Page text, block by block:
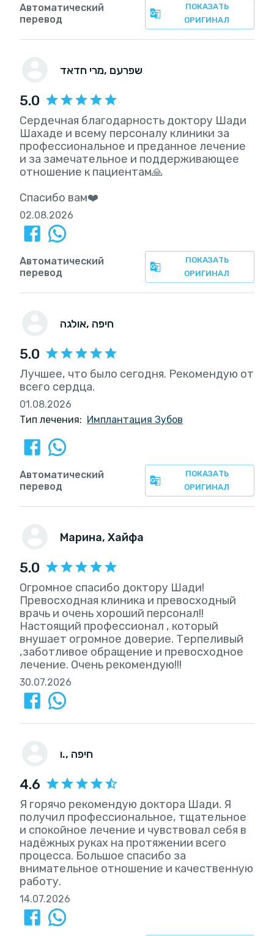
ПОКАЗАТЬ
ОРИГИНАЛ
Автоматический
перевод
מרי חדאד , שפרעם
5.0
Сердечная благодарность доктору Шади
Шахаде и всему персоналу клиники за
профессиональное и преданное лечение
и за замечательное и поддерживающее
отношение к пациентам🙏
Спасибо вам❤️
02.08.2026
ПОКАЗАТЬ
ОРИГИНАЛ
Автоматический
перевод
אולגה , חיפה
5.0
Лучшее, что было сегодня. Рекомендую от
всего сердца.
01.08.2026
Тип лечения: Имплантация Зубов
ПОКАЗАТЬ
ОРИГИНАЛ
Автоматический
перевод
Марина, Хайфа
5.0
Огромное спасибо доктору Шади!
Превосходная клиника и превосходный
врачь и очень хороший персонал!!
Настоящий профессионал , который
внушает огромное доверие. Терпеливый
,заботливоe обращение и превосходное
лечение. Очень рекомендую!!!
30.07.2026
ו. , חיפה
4.6
Я горячо рекомендую доктора Шади. Я
получил профессиональное, тщательное
и спокойное лечение и чувствовал себя в
надёжных руках на протяжении всего
процесса. Большое спасибо за
внимательное отношение и качественную
работу.
14.07.2026